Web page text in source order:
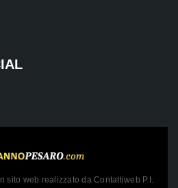
sito web realizzato da Contattiweb P.I.